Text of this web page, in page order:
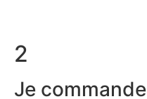
2
Je commande